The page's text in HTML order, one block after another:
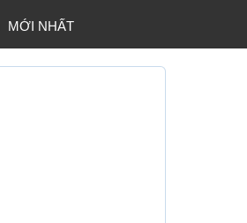
MỚI NHẤT